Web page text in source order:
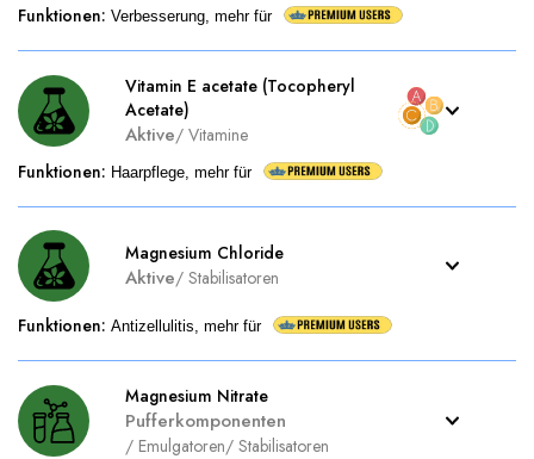
Funktionen: Verbesserung, mehr für
Vitamin E acetate (Tocopheryl
Acetate)
Aktive/ Vitamine
Funktionen: Haarpflege, mehr für
Magnesium Chloride
Aktive/ Stabilisatoren
Funktionen: Antizellulitis, mehr für
Magnesium Nitrate
Pufferkomponenten
/ Emulgatoren/ Stabilisatoren